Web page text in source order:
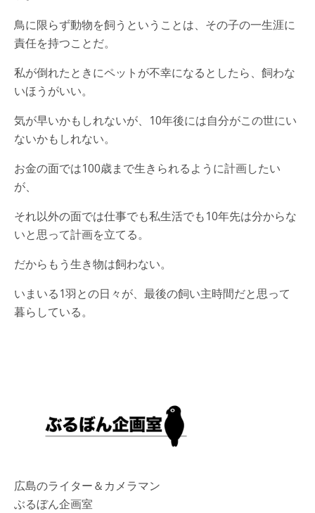
鳥に限らず動物を飼うということは、その子の一生涯に
責任を持つことだ。
私が倒れたときにペットが不幸になるとしたら、飼わな
いほうがいい。
気が早いかもしれないが、10年後には自分がこの世にい
ないかもしれない。
お金の面では100歳まで生きられるように計画したい
が、
それ以外の面では仕事でも私生活でも10年先は分からな
いと思って計画を立てる。
だからもう生き物は飼わない。
いまいる1羽との日々が、最後の飼い主時間だと思って
暮らしている。
広島のライター＆カメラマン
ぶるぼん企画室